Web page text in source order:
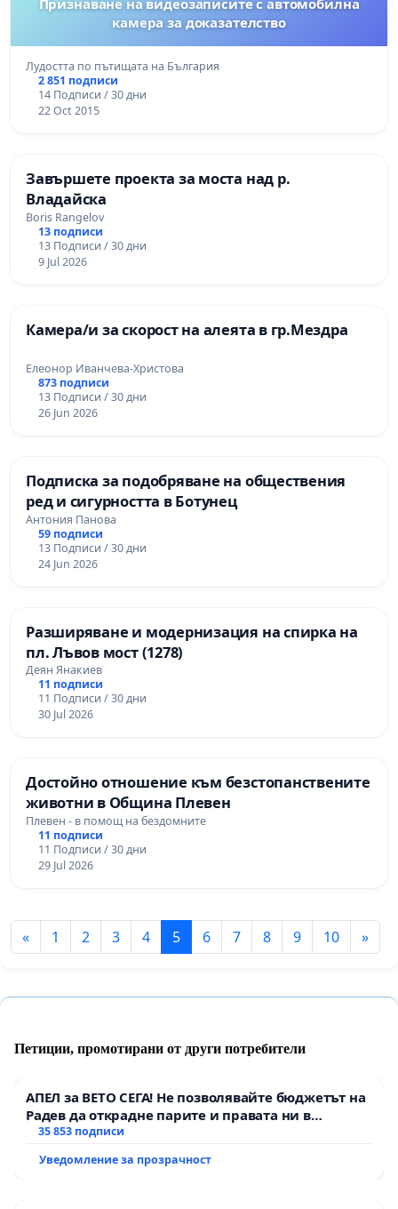
Признаване на видеозаписите с автомобилна
камера за доказателство
Лудостта по пътищата на България
2 851 подписи
14 Подписи / 30 дни
22 Oct 2015
Завършете проекта за моста над р.
Владайска
Boris Rangelov
13 подписи
13 Подписи / 30 дни
9 Jul 2026
Камера/и за скорост на алеята в гр.Мездра
Елеонор Иванчева-Христова
873 подписи
13 Подписи / 30 дни
26 Jun 2026
Подписка за подобряване на обществения
ред и сигурността в Ботунец
Антония Панова
59 подписи
13 Подписи / 30 дни
24 Jun 2026
Разширяване и модернизация на спирка на
пл. Лъвов мост (1278)
Деян Янакиев
11 подписи
11 Подписи / 30 дни
30 Jul 2026
Достойно отношение към безстопанствените
животни в Община Плевен
Плевен - в помощ на бездомните
11 подписи
11 Подписи / 30 дни
29 Jul 2026
« 1 2 3 4 5 6 7 8 9 10 »
Петиции, промотирани от други потребители
АПЕЛ за ВЕТО СЕГА! Не позволявайте бюджетът на
Радев да открадне парите и правата ни в
тъмното
35 853 подписи
Уведомление за прозрачност